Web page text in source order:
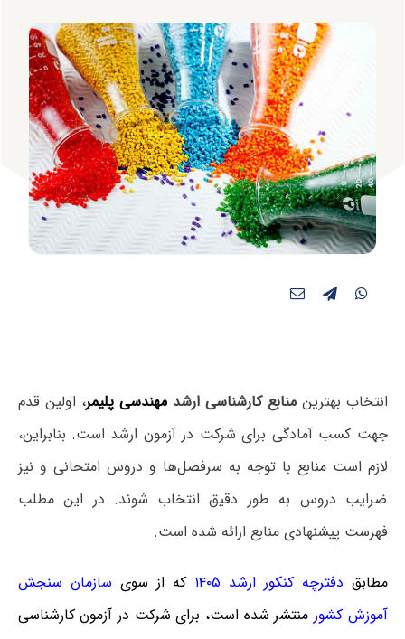
انتخاب بهترینمنابع کارشناسی ارشدمهندسی پلیمر، اولین قدم
جهت کسب آمادگی برای شرکت در آزمون ارشد است. بنابراین،
لازم است منابع با توجه به سرفصل‌ها و دروس امتحانی و نیز
ضرایب دروس به طور دقیق انتخاب شوند. در این مطلب
فهرست پیشنهادی منابع ارائه شده است.
مطابق دفترچه کنکور ارشد ۱۴۰۵ کهاز سوی سازمان سنجش
آموزش کشور منتشر شده است، برای شرکت در آزمون کارشناسی